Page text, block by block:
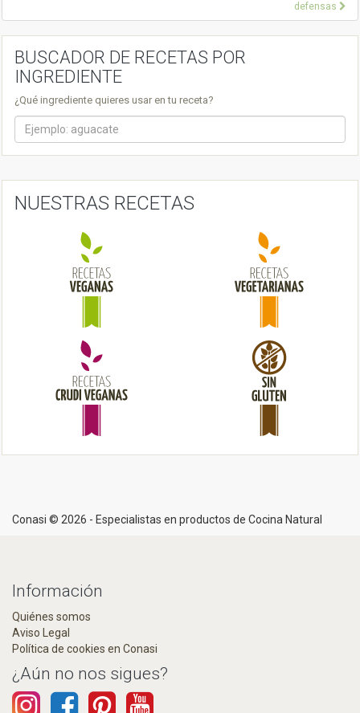
t
g
a
defensas
BUSCADOR DE RECETAS POR
INGREDIENTE
¿Qué ingrediente quieres usar en tu receta?
NUESTRAS RECETAS
Conasi © 2026 - Especialistas en productos de Cocina Natural
Información
Quiénes somos
Aviso Legal
Política de cookies en Conasi
¿Aún no nos sigues?